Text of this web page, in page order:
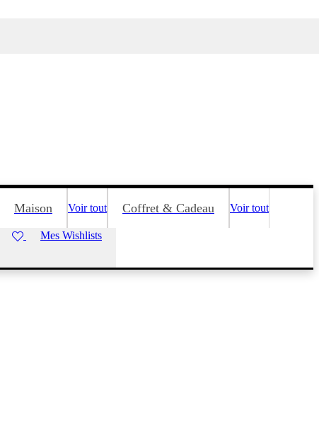
Maison Voir tout Coffret & Cadeau Voir tout
Mes Wishlists